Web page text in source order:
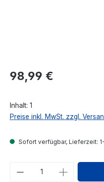
Regulärer Preis:
98,99 €
Inhalt: 1
Preise inkl. MwSt. zzgl.
Sofort verfügbar, Lieferzeit:
Produkt Anzahl: